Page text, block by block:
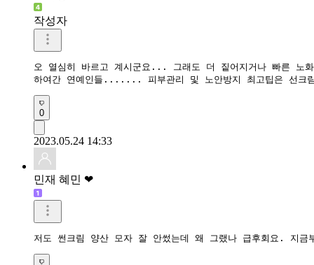
작성자
오 열심히 바르고 계시군요... 그래도 더 짙어지거나 빠른 노화
하여간 연예인들....... 피부관리 및 노안방지 최고팁은 선크
0
2023.05.24 14:33
민재 혜민 ❤
저도 썬크림 양산 모자 잘 안썼는데 왜 그랬나 급후회요. 지금